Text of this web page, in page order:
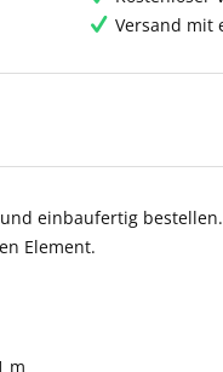
Versand mit
einbaufertig
Element.
m